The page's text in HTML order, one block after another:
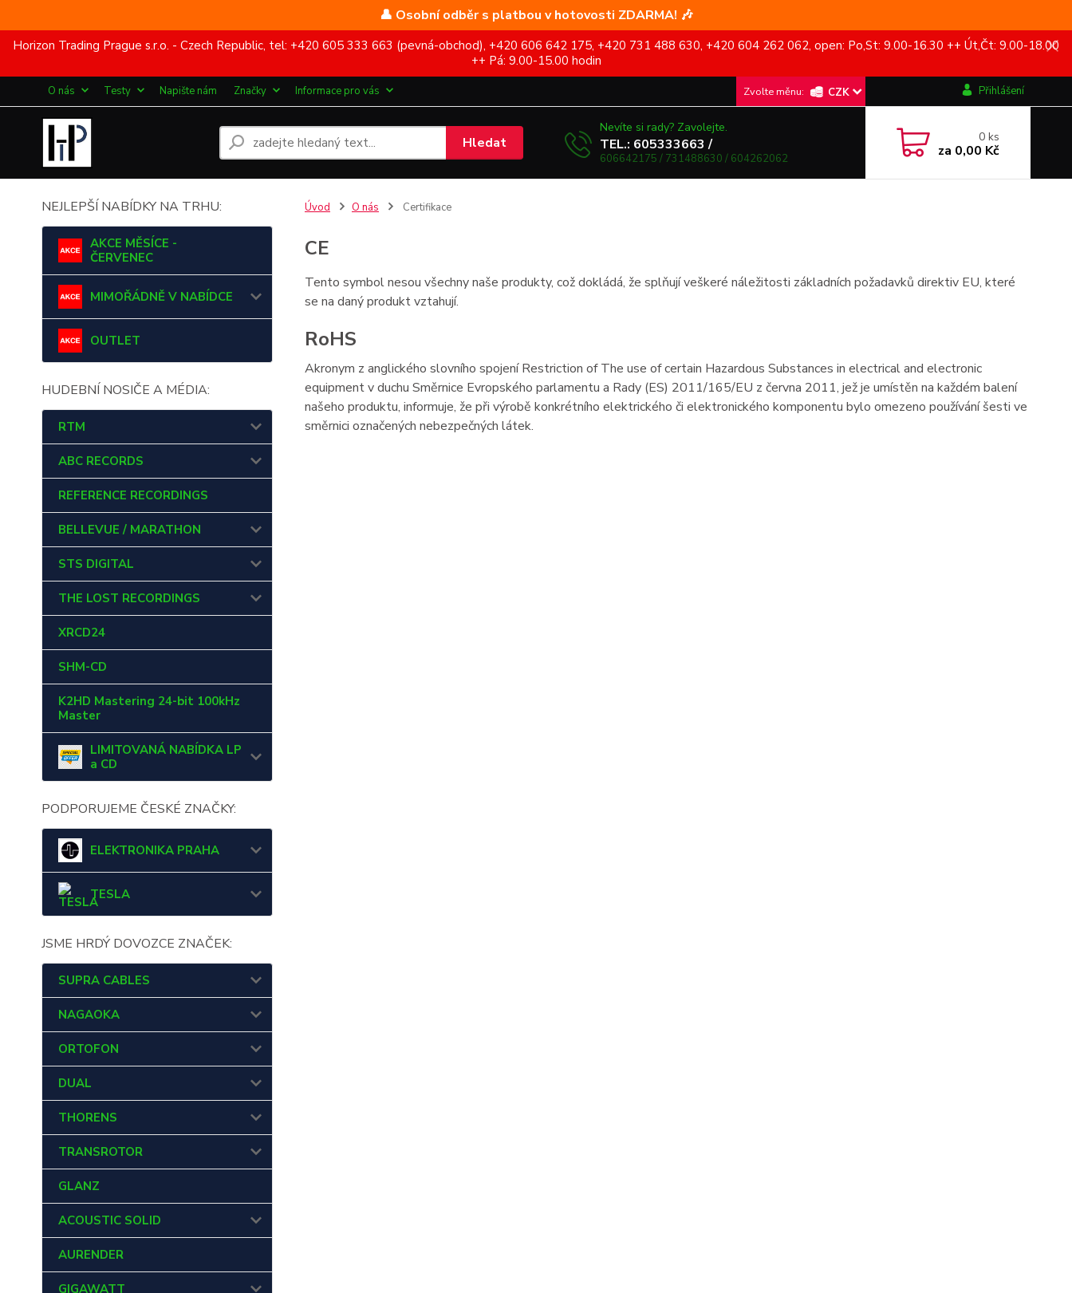
👤 Osobní odběr s platbou v hotovosti ZDARMA! 🎶
Horizon Trading Prague s.r.o. - Czech Republic, tel: +420 605 333 663 (pevná-obchod), +420 606 642 175, +420 731 488 630, +420 604 262 062, open: Po,St: 9.00-16.30 ++ Út,Čt: 9.00-18.00
++ Pá: 9.00-15.00 hodin
O nás Testy Napište nám Značky Informace pro vás CZK Přihlášení
Hledat
Nevíte si rady? Zavolejte.
TEL.: 605333663 /
606642175 / 731488630 / 604262062
0ks
za 0,00 Kč
NEJLEPŠÍ NABÍDKY NA TRHU:
AKCE MĚSÍCE -
ČERVENEC
MIMOŘÁDNĚ V NABÍDCE
OUTLET
HUDEBNÍ NOSIČE A MÉDIA:
RTM
ABC RECORDS
REFERENCE RECORDINGS
BELLEVUE / MARATHON
STS DIGITAL
THE LOST RECORDINGS
XRCD24
SHM-CD
K2HD Mastering 24-bit 100kHz
Master
LIMITOVANÁ NABÍDKA LP
a CD
PODPORUJEME ČESKÉ ZNAČKY:
ELEKTRONIKA PRAHA
TESLA
JSME HRDÝ DOVOZCE ZNAČEK:
SUPRA CABLES
NAGAOKA
ORTOFON
DUAL
THORENS
TRANSROTOR
GLANZ
ACOUSTIC SOLID
AURENDER
GIGAWATT
Úvod O nás Certifikace
CE
Tento symbol nesou všechny naše produkty, což dokládá, že splňují veškeré náležitosti základních požadavků direktiv EU, které
se na daný produkt vztahují.
RoHS
Akronym z anglického slovního spojení Restriction of The use of certain Hazardous Substances in electrical and electronic
equipment v duchu Směrnice Evropského parlamentu a Rady (ES) 2011/165/EU z června 2011, jež je umístěn na každém balení
našeho produktu, informuje, že při výrobě konkrétního elektrického či elektronického komponentu bylo omezeno používání šesti ve
směrnici označených nebezpečných látek.